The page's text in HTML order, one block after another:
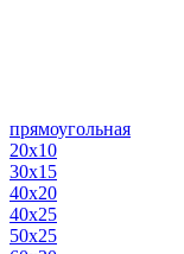
прямоугольная
20х10
30х15
40х20
40х25
50х25